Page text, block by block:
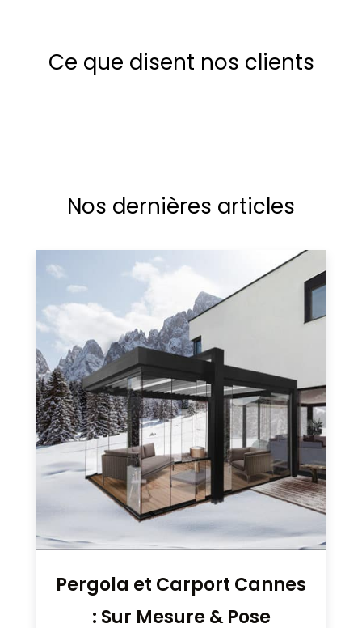
Ce que disent nos clients
Nos dernières articles
Pergola et Carport Cannes
: Sur Mesure & Pose